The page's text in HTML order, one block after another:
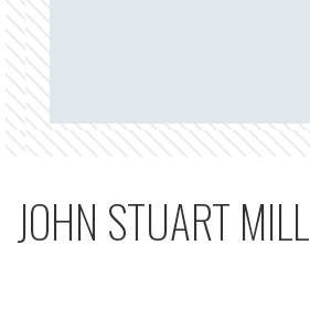
JOHN STUART MILL